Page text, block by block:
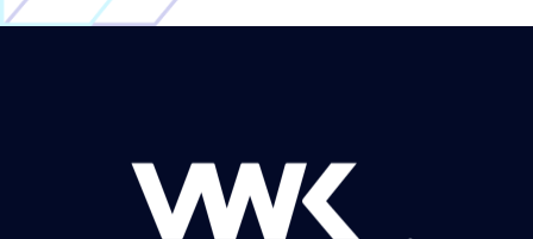
Alternative: